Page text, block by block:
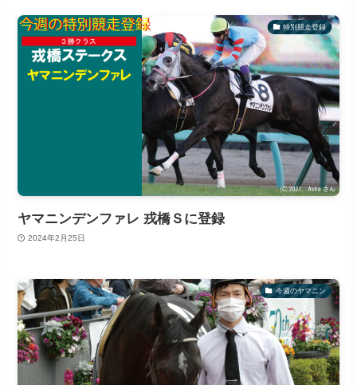
特別競走登録
ヤマニンデンファレ 戎橋Ｓに登録
2024年2月25日
今週のヤマニン